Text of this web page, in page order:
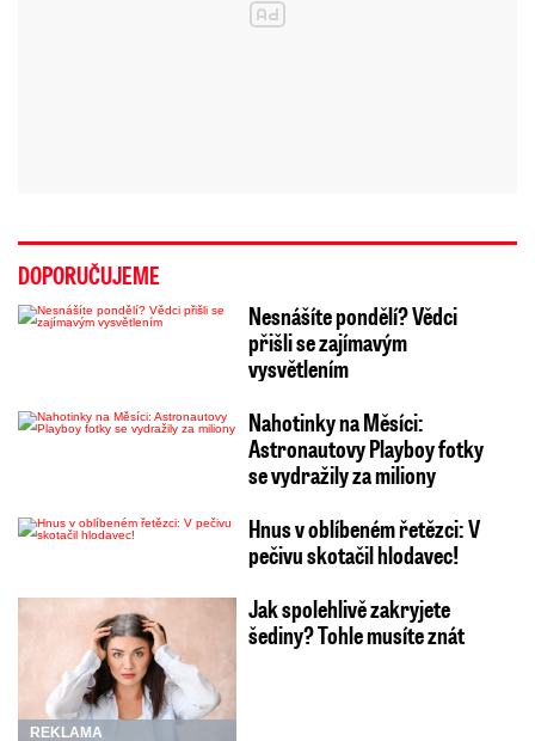
DOPORUČUJEME
Nesnášíte pondělí? Vědci
přišli se zajímavým
vysvětlením
Nahotinky na Měsíci:
Astronautovy Playboy fotky
se vydražily za miliony
Hnus v oblíbeném řetězci: V
pečivu skotačil hlodavec!
REKLAMA
Jak spolehlivě zakryjete
šediny? Tohle musíte znát